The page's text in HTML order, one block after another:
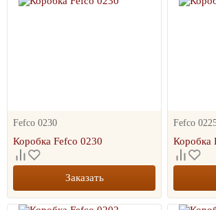
+
-
шт.
В КОРЗИНУ
+
-
шт.
В КОРЗИНУ
Fefco 0230
Коробка Fefco 0230
Заказать
Fefco
Коробка